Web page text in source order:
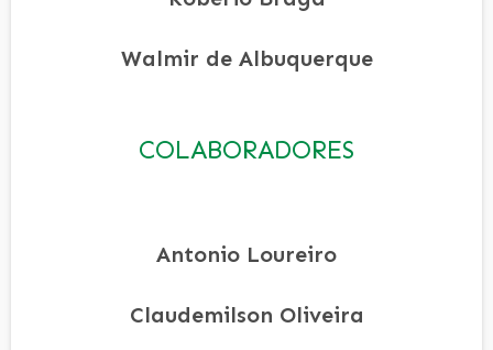
Walmir de Albuquerque
COLABORADORES
Antonio Loureiro
Claudemilson Oliveira